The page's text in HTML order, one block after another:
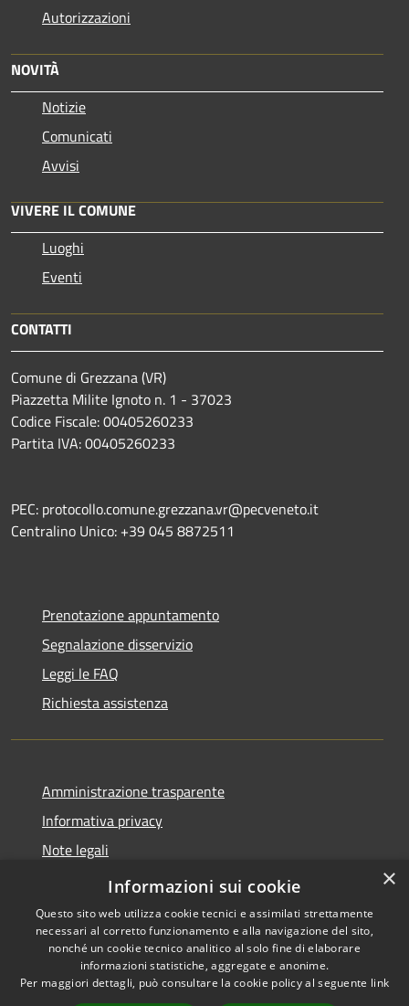
Autorizzazioni
NOVITÀ
Notizie
Comunicati
Avvisi
VIVERE IL COMUNE
Luoghi
Eventi
CONTATTI
Comune di Grezzana (VR)
Piazzetta Milite Ignoto n. 1 - 37023
Codice Fiscale: 00405260233
Partita IVA: 00405260233
PEC: protocollo.comune.grezzana.vr@pecveneto.it
Centralino Unico: +39 045 8872511
Prenotazione appuntamento
Segnalazione disservizio
Leggi le FAQ
Richiesta assistenza
Amministrazione trasparente
Informativa privacy
Note legali
Dichiarazione di accessibilità
Accessibilità
Copyright © 2026 • Comune di
Grezzana • Powered by
×
Informazioni sui cookie
Questo sito web utilizza cookie tecnici e assimilati strettamente
necessari al corretto funzionamento e alla navigazione del sito,
nonché un cookie tecnico analitico al solo fine di elaborare
informazioni statistiche, aggregate e anonime.
Per maggiori dettagli, può consultare la cookie policy al seguente link